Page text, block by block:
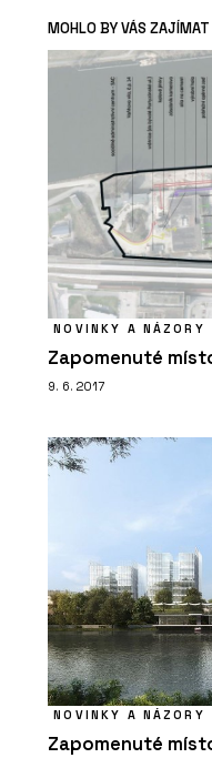
MOHLO BY VÁS ZAJÍMAT
NOVINKY A NÁZORY
Zapomenuté
9. 6. 2017
NOVINKY A NÁZORY
Zapomenuté